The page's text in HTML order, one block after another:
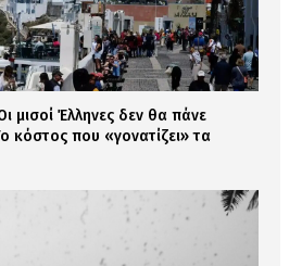
μισοί Έλληνες δεν θα πάνε
κόστος που «γονατίζει» τα